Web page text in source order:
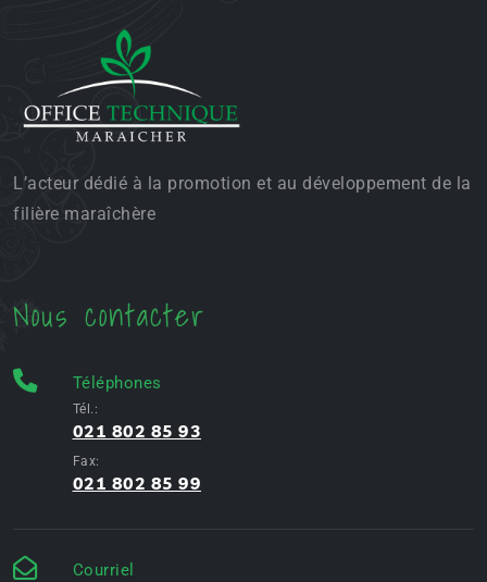
L’acteur dédié à la promotion et au développement de la
filière maraîchère
Nous contacter
Téléphones
Tél.:
021 802 85 93
Fax:
021 802 85 99
Courriel